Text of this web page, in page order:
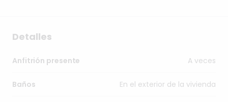
Detalles
Anfitrión presente A veces
Baños En el exterior de la vivienda